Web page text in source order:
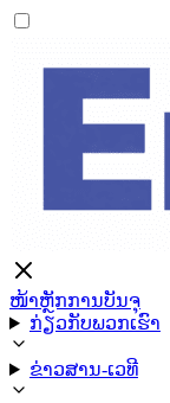
ໜ້າຫຼັກການບັນຈຸ
ກ່ຽວກັບພວກເຮົາ
ຂ່າວສານ-ເວທີ